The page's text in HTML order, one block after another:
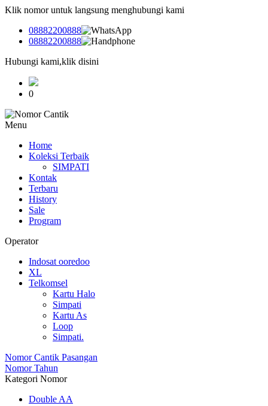
Klik nomor untuk langsung menghubungi kami
08882200888
08882200888
Hubungi kami,klik disini
0
Menu
Home
Koleksi Terbaik
SIMPATI
Kontak
Terbaru
History
Sale
Program
Operator
Indosat ooredoo
XL
Telkomsel
Kartu Halo
Simpati
Kartu As
Loop
Simpati.
Nomor Cantik Pasangan
Nomor Tahun
Kategori Nomor
Double AA